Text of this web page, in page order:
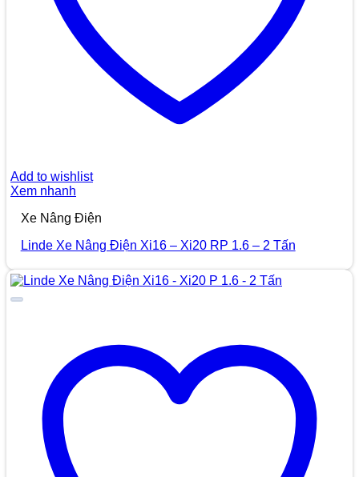
Add to wishlist
Xem nhanh
Xe Nâng Điện
Linde Xe Nâng Điện Xi16 – Xi20 RP 1.6 – 2 Tấn